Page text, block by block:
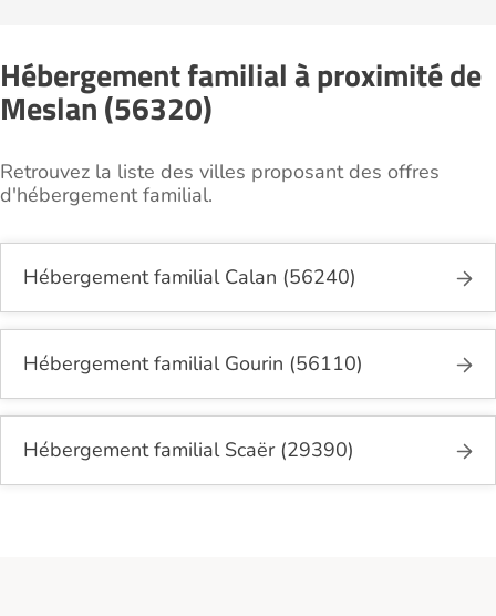
Hébergement familial à proximité de
Meslan (56320)
Retrouvez la liste des villes proposant des offres
d'hébergement familial.
Hébergement familial Calan (56240)
Hébergement familial Gourin (56110)
Hébergement familial Scaër (29390)